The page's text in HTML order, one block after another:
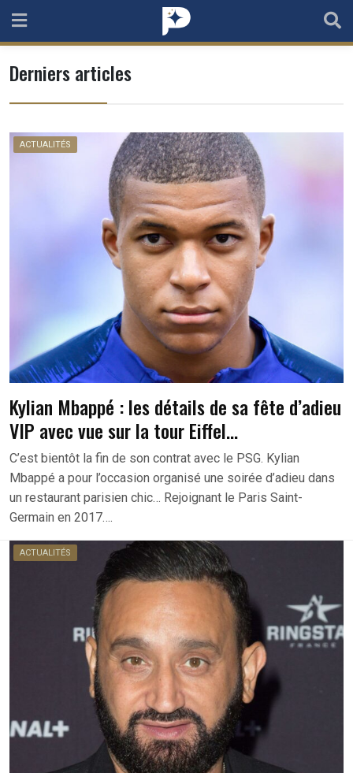
content
Derniers articles
ACTUALITÉS
Kylian Mbappé : les détails de sa fête d’adieu
VIP avec vue sur la tour Eiffel…
C’est bientôt la fin de son contrat avec le PSG. Kylian
Mbappé a pour l’occasion organisé une soirée d’adieu dans
un restaurant parisien chic… Rejoignant le Paris Saint-
Germain en 2017….
ACTUALITÉS